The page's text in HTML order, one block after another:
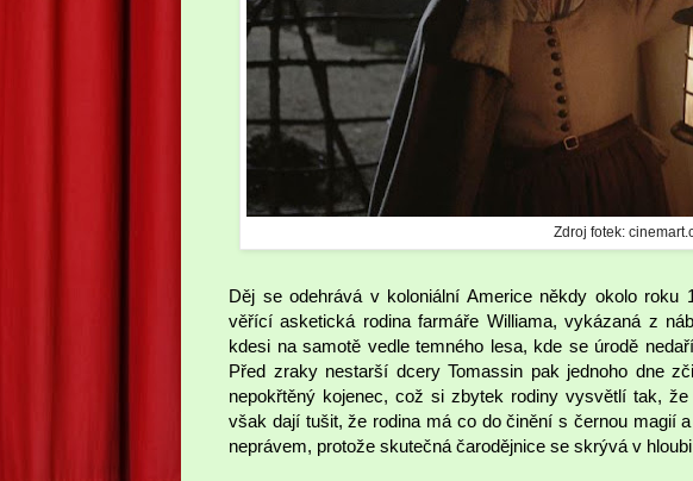
Zdroj fotek:
Děj se odehrává v koloniální Americe někdy okolo roku
věřící asketická rodina farmáře Williama, vykázaná z
kdesi na samotě vedle temného lesa, kde se úrodě
Před zraky nestarší dcery Tomassin pak jednoho dne
nepokřtěný kojenec, což si zbytek rodiny vysvětlí tak,
však dají tušit, že rodina má co do činění s černou magií
neprávem, protože skutečná čarodějnice se skrývá v